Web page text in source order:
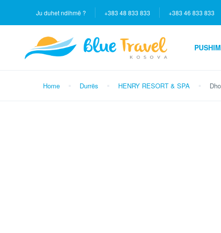
Ju duhet ndihmë ? +383 48 833 833 +383 46 833 833
Home Durrës HENRY RESORT & SPA